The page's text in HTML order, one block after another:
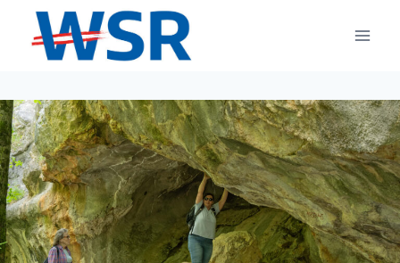
Inhalt
springen